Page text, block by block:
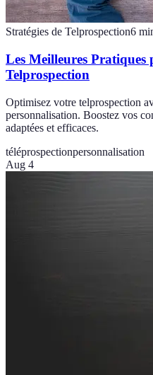
Stratégies de Telprospection6
Les Meilleures
Telprospection
Optimisez votre telprospection
personnalisation. Boostez vos
adaptées et efficaces.
téléprospectionpersonnalisation
Aug 4